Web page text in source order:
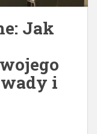
Jak
i